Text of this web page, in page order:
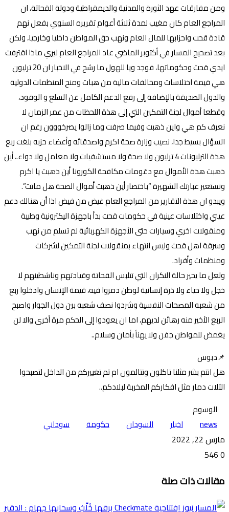
ومن مفارقات عهد الثورة والمدنية والديمقراطية ودولة القحاتة، ان
المراجع العام كان مغيب لمدة ثلاثة أعوام تقريره السنوي بفعل نهم
قادة قحت واحزابها للمال العام ونهب حق المواطن داخليا وخارجيا، ولكن
بعد تصحيح المسار في أكتوبر الماضي عاد المراجع العام ليري ماذا اقترفت
ايدي قحت وحكوماتها، فوجد ويا للهول ما رشح في الاخبار ان 20 ترليون
هي قيمة اختلاسات ومخالفات مالية من هبات ومنح المنظمات الدولية
والدول الصديقة بالإضافة إلى رفع الدعم الكامل عن السلع و الوقود،
وقطعا أموال لجنة التمكين التي إلى هذة اللحظات من عمر الزمان لا
نعرف كم هي واين ذهبت وفيما صرفت وما زالوا يصرخووون رغم ان
السؤال بسيط جدا، نصيب وزارة صحة اكرم واصدقائه وأعضاء حزبه بلغت ربع
هذة الترليونات 4 ترليون ولا صحة ولا مستشفيات ولا معامل ولا دواء.، أين
ذهبت هذة الأموال مع دعَومات مكافحة الكورونا أين ذهبت يا اكرم
ونستعير عبارتك الشهيرة “باختصار أين ذهبت أموال الصحة هل ماتت”.
ويبدو ان هذة التقارير من المراجع العام غيض من فيض اذا أن هنالك دعم
عيني واختلاسات عينية في حكومات قحت بدأ باجهزة اليكترونية وطبية
ومنقولات اخري وسيارات حتى الأجهزة الكهربائية لم تسلم من نهب
وسرقة اهل قحت وليس انتهاء بمنقولات لجنة التمكين لشركات
ومنظمات وأفراد.
ولعل ما يحير حالة النكران التي تتلبس القحاتة وقيادتهم وناشطينهم لا
خجل ولا حياء ولا ذرة إنسانية لوطن دمروا فيه، قيمة الإنسان وادخلوا ربع
من شعبه المصحات النفسية وشردوا نصف شعبه بين دول الجوار واصبح
الربع الأخير منه رهائن لديهم، اما ان يعودوا إلى الحكم مرة أخرى والا لن
يغمض للمواطن جفن ولا يهنأ بأمان وسلام..
📌دبوس
هل انتم بشر مثلنا تاكلون وتتالمون ام تم تغييركم من الداخل لتصبحوا
الآلات دمار مثل افكاركم المخربة لبلادكم..
الوسوم
news
اخبار السودان حكومة سوداني
مارس 22, 2022
0
عبر
البريد
مقالات ذات صلة